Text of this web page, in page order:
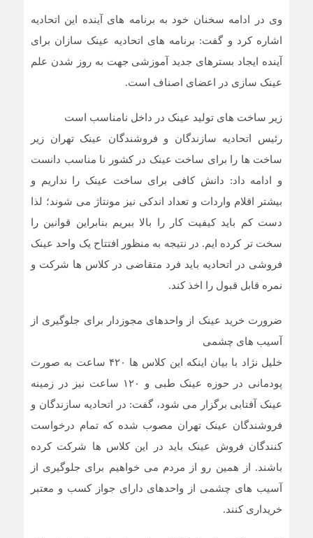
وی در ادامه سخنان خود به برنامه های آینده این اتحادیه
اشاره کرد و گفت: برنامه های اتحادیه عینک سازان برای
آینده ایجاد بسترهای جدید آموزشی جهت به روز شدن علم
عینک سازی در اعضای اصناف است.
زیر ساخت های تولید عینک در داخل نامناسب است
رئیس اتحادیه سازندگان و فروشندگان عینک تهران زیر
ساخت ها را برای ساخت عینک در کشور نا مناسب دانست
و ادامه داد: دانش کافی برای ساخت عینک را نداریم و
بیشتر اقلام واردات و تعداد اندکی نیز مونتاژ می شوند؛ لذا
دست کم باید کیفیت کار را بالا ببریم بنابراین قوانین را
سخت تر کرده ایم. در نتیجه به منظور افتتاح یک واحد عینک
فروشی در اتحادیه باید فرد متقاضی در کلاس ها شرکت و
نمره قابل قبول را اخذ کند.
ضرورت خرید عینک از واحدهای مجوزدار برای جلوگیری از
آسیب های چشمی
خلیل نژاد با بیان اینکه این کلاس ها ۴۲۰ ساعت به صورت
پودمانی در حوزه عینک طبی و ۱۲۰ ساعت نیز در زمینه
عینک آفتابی برگزار می شود، گفت: در اتحادیه سازندگان و
فروشندگان عینک تهران مصوب شده که تمام درخواست
کنندگان فروش عینک باید در این کلاس ها شرکت کرده
باشند. از همین رو از مردم می خواهیم برای جلوگیری از
آسیب های چشمی از واحدهای دارای جواز کسب و معتبر
خریداری کنند.